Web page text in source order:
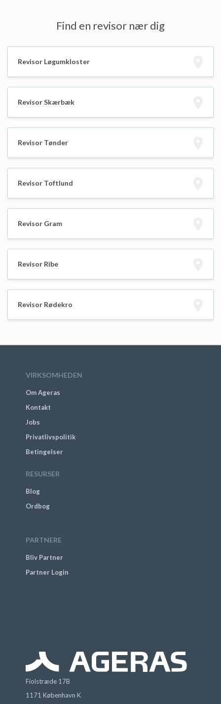
Find en revisor nær dig
Revisor Løgumkloster
Revisor Skærbæk
Revisor Tønder
Revisor Toftlund
Revisor Gram
Revisor Ribe
Revisor Rødekro
VIRKSOMHEDEN
Om Ageras
Kontakt
Jobs
Privatlivspolitik
Betingelser
RESURSER
Blog
Ordbog
PARTNERE
Bliv Partner
Partner Login
Fiolstræde 17B
1171 København K